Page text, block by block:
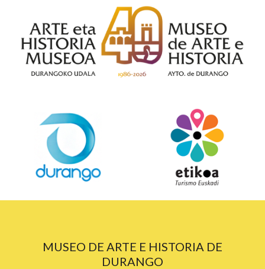
MUSEO DE ARTE E HISTORIA DE
DURANGO